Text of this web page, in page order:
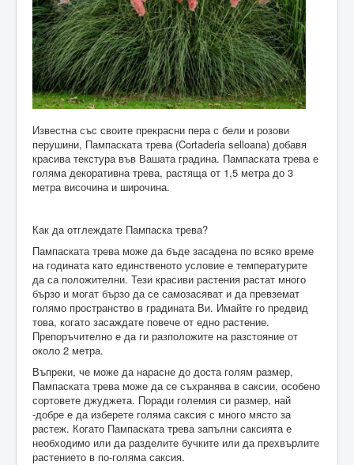
Известна със своите прекрасни пера с бели и розови
перушини, Пампаската трева (Cortaderia selloana) добавя
красива текстура във Вашата градина. Пампаската трева е
голяма декоративна трева, растяща от 1,5 метра до 3
метра височина и широчина.
Как да отглеждате Пампаска трева?
Пампаската трева може да бъде засадена по всяко време
на годината като единственото условие е температурите
да са положителни. Тези красиви растения растат много
бързо и могат бързо да се самозасяват и да превземат
голямо пространство в градината Ви. Имайте го предвид
това, когато засаждате повече от едно растение.
Препоръчително е да ги разположите на разстояние от
около 2 метра.
Въпреки, че може да нарасне до доста голям размер,
Пампаската трева може да се съхранява в саксии, особено
сортовете джуджета. Поради големия си размер, най
-добре е да изберете голяма саксия с много място за
растеж. Когато Пампаската трева запълни саксията е
необходимо или да разделите бучките или да прехвърлите
растението в по-голяма саксия.